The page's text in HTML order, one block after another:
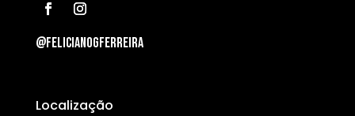
@felicianogferreira
Localização